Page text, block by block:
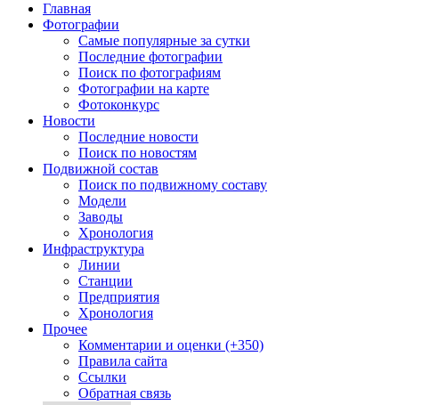
Главная
Фотографии
Cамые популярные за сутки
Последние фотографии
Поиск по фотографиям
Фотографии на карте
Фотоконкурс
Новости
Последние новости
Поиск по новостям
Подвижной состав
Поиск по подвижному составу
Модели
Заводы
Хронология
Инфраструктура
Линии
Станции
Предприятия
Хронология
Прочее
Комментарии и оценки (+350)
Правила сайта
Ссылки
Обратная связь